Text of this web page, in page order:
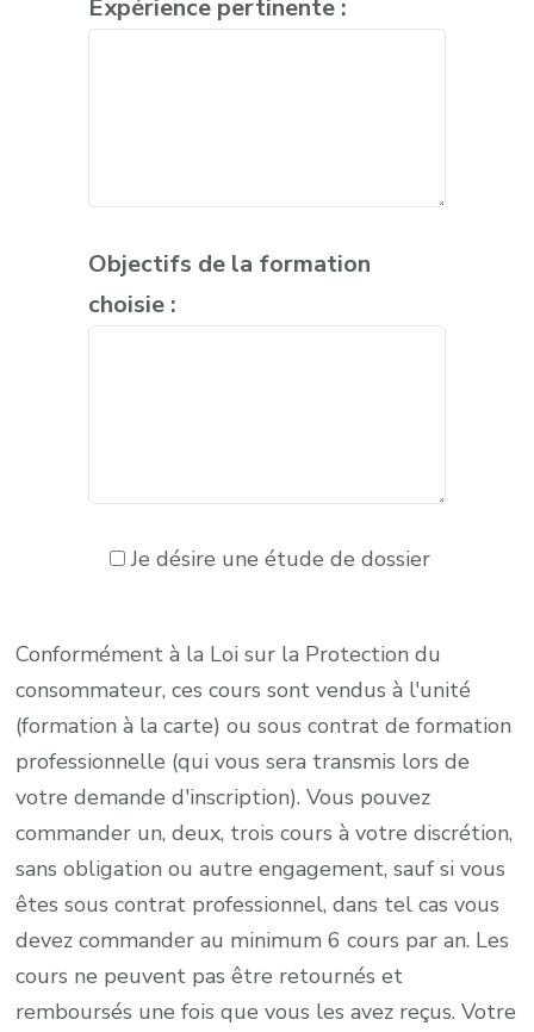
Expérience pertinente :
Objectifs de la formation
choisie :
Je désire une étude de dossier
Conformément à la Loi sur la Protection du
consommateur, ces cours sont vendus à l'unité
(formation à la carte) ou sous contrat de formation
professionnelle (qui vous sera transmis lors de
votre demande d'inscription). Vous pouvez
commander un, deux, trois cours à votre discrétion,
sans obligation ou autre engagement, sauf si vous
êtes sous contrat professionnel, dans tel cas vous
devez commander au minimum 6 cours par an. Les
cours ne peuvent pas être retournés et
remboursés une fois que vous les avez reçus. Votre